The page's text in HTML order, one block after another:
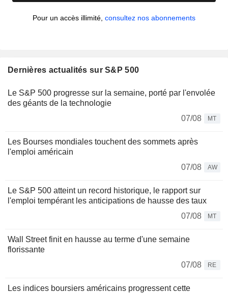
Pour un accès illimité, consultez nos abonnements
Dernières actualités sur S&P 500
Le S&P 500 progresse sur la semaine, porté par l'envolée
des géants de la technologie
07/08
MT
Les Bourses mondiales touchent des sommets après
l'emploi américain
07/08
AW
Le S&P 500 atteint un record historique, le rapport sur
l'emploi tempérant les anticipations de hausse des taux
07/08
MT
Wall Street finit en hausse au terme d'une semaine
florissante
07/08
RE
Les indices boursiers américains progressent cette